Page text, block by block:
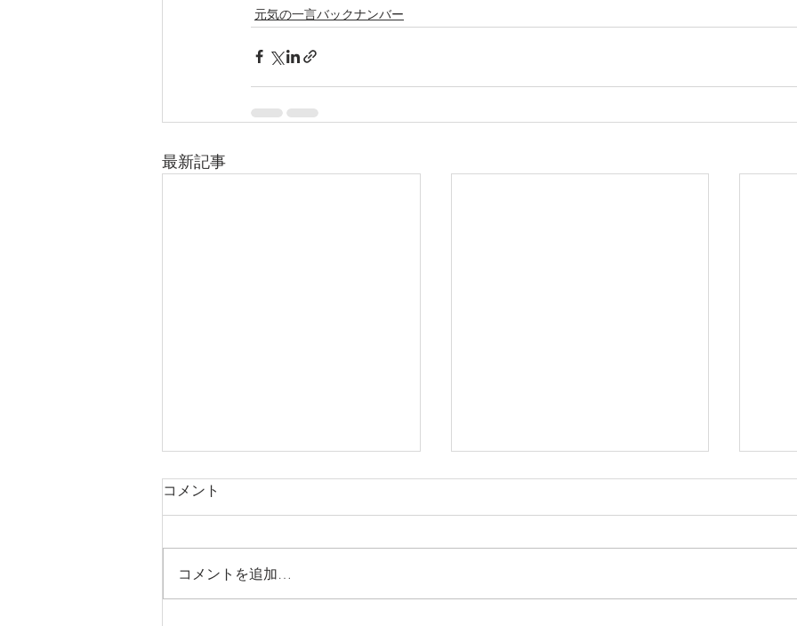
元気の一言バックナンバー
最新記事
コメント
コメントを追加…